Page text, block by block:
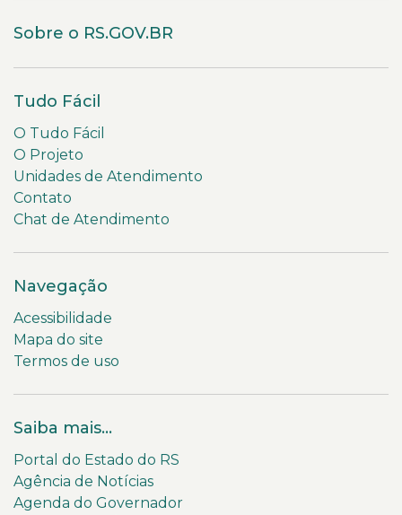
Sobre o RS.GOV.BR
Tudo Fácil
O Tudo Fácil
O Projeto
Unidades de Atendimento
Contato
Chat de Atendimento
Navegação
Acessibilidade
Mapa do site
Termos de uso
Saiba mais...
Portal do Estado do RS
Agência de Notícias
Agenda do Governador